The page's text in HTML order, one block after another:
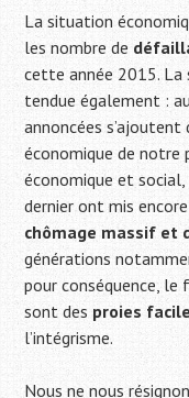
La situation
les nombre de
cette année 2015.
tendue également :
annoncées
économique de notre
économique et
dernier ont mis
chômage massif
générations
pour conséquence,
sont des proies
l’intégrisme.
Nous ne nous